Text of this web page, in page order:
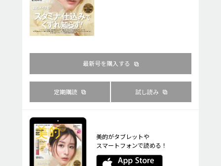
最新号を購入する
定期購読 試し読み
美的がタブレットや
スマートフォンで読める！